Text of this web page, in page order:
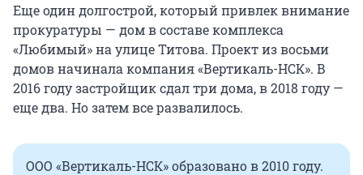
Еще один долгострой, который привлек внимание
прокуратуры — дом в составе комплекса
«Любимый» на улице Титова. Проект из восьми
домов начинала компания «Вертикаль-НСК». В
2016 году застройщик сдал три дома, в 2018 году —
еще два. Но затем все развалилось.
ООО «Вертикаль-НСК» образовано в 2010 году.